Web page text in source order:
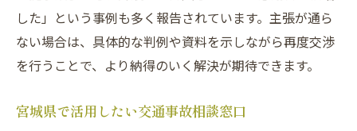
した」という事例も多く報告されています。主張が通ら
ない場合は、具体的な判例や資料を示しながら再度交渉
を行うことで、より納得のいく解決が期待できます。
宮城県で活用したい交通事故相談窓口